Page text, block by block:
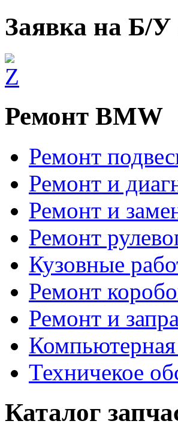
Заявка на Б/У
Ремонт BMW
Ремонт
Ремонт и
Ремонт и
Ремонт
Кузовные
Ремонт
Ремонт и
Компьютерная
Техничекое
Каталог